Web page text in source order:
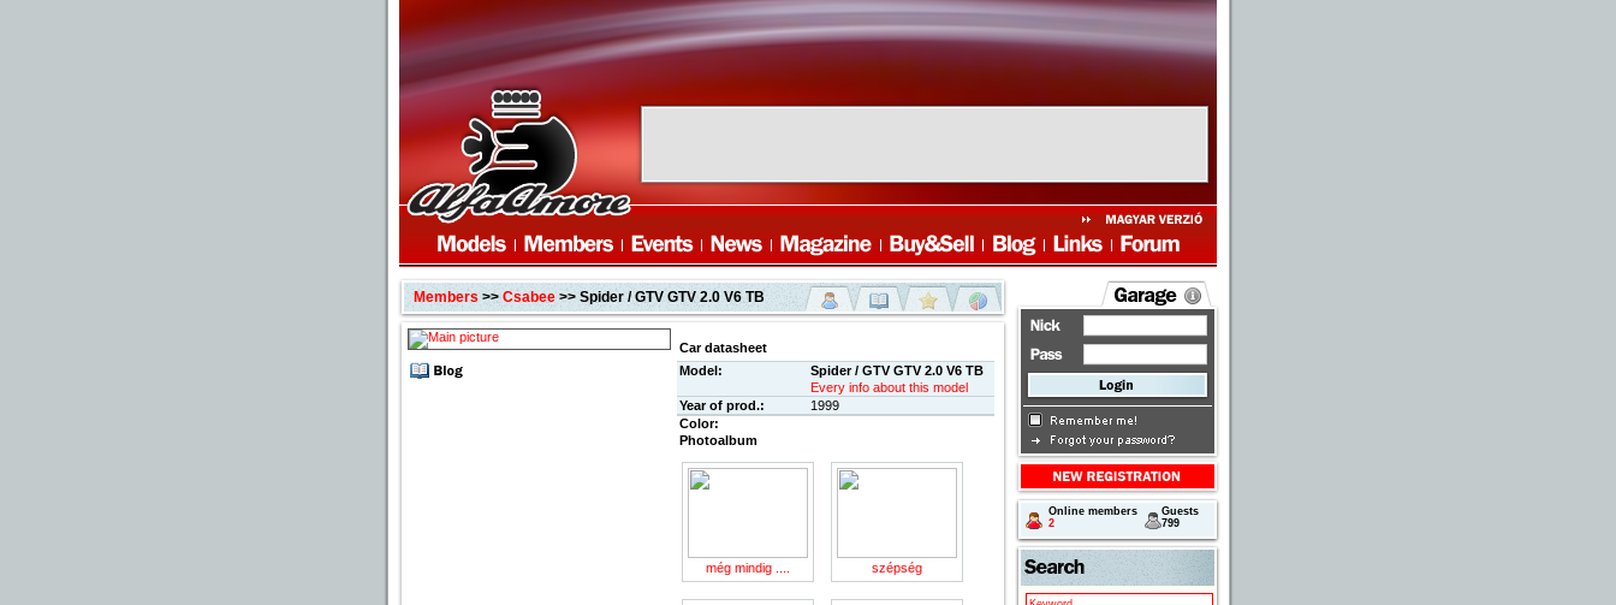
Members>> Csabee>> Spider / GTV GTV 2.0 V6 TB
Car datasheet
Model:
Spider / GTV GTV 2.0 V6 TB
Every info about this model
Year of prod.:
1999
Color:
Photoalbum
még mindig .... szépség
Online members
2
Guests
799